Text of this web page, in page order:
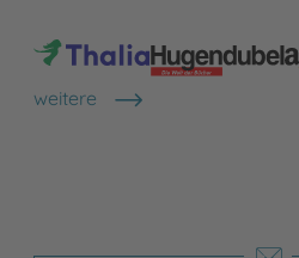
weitere
Shops anzeigen